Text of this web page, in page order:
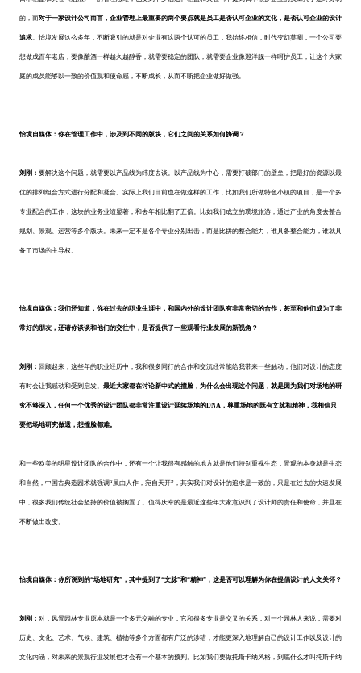
的，而对于一家设计公司而言，企业管理上最重要的两个要点就是员工是否认可企业的文化，是否认可企业的设计
追求 。怡境发展这么多年，不断吸引的就是对企业有这两个认可的员工，我始终相信，时代变幻莫测，一个公司要
想做成百年老店，要像酿酒一样越久越醇香，就需要稳定的团队，就需要企业像巡洋舰一样呵护员工，让这个大家
庭的成员能够以一致的价值观和使命感，不断成长，从而不断把企业做好做强。
怡境自媒体：你在管理工作中，涉及到不同的版块，它们之间的关系如何协调？
刘刚： 要解决这个问题，就需要以产品线为纬度去谈。以产品线为中心，需要打破部门的壁垒，把最好的资源以最
优的排列组合方式进行分配和凝合。实际上我们目前也在做这样的工作，比如我们所做特色小镇的项目，是一个多
专业配合的工作，这块的业务业绩显著，和去年相比翻了五倍。比如我们成立的璞境旅游，通过产业的角度去整合
规划 景观 运营等多个版块。未来一定不是各个专业分别出击，而是比拼的整合能力，谁具备整合能力，谁就具
备了市场的主导权。
怡境自媒体：我们还知道，你在过去的职业生涯中，和国内外的设计团队有非常密切的合作，甚至和他们成为了非
常好的朋友，还请你谈谈和他们的交往中，是否提供了一些观看行业发展的新视角？
刘刚： 回顾起来，这些年的职业经历中，我和很多同行的合作和交流经常能给我带来一些触动，他们对设计的态度
有时会让我感动和受到启发。 最近大家都在讨论新中式的撞脸，为什么会出现这个问题，就是因为我们对场地的研
究不够深入，任何一个优秀的设计团队都非常注重设计延续场地的DNA，尊重场地的既有文脉和精神，我相信只
要把场地研究做透，想撞脸都难。
和一些欧美的明星设计团队的合作中，还有一个让我很有感触的地方就是他们特别重视生态，景观的本身就是生态
和自然，中国古典造园术就强调“虽由人作，宛自天开”，其实我们对设计的追求是一致的，只是在过去的快速发展
中，很多我们传统社会坚持的价值被搁置了。值得庆幸的是最近这些年大家意识到了设计师的责任和使命，并且在
不断做出改变。
怡境自媒体：你所说到的“场地研究”，其中提到了“文脉”和“精神”，这是否可以理解为你在提倡设计的人文关怀？
刘刚： 对，风景园林专业原本就是一个多元交融的专业，它和很多专业是交叉的关系，对一个园林人来说，需要对
历史、文化、艺术、气候、建筑、植物等多个方面都有广泛的涉猎，才能更深入地理解自己的设计工作以及设计的
文化内涵，对未来的景观行业发展也才会有一个基本的预判。比如我们要做托斯卡纳风格，到底什么才叫托斯卡纳